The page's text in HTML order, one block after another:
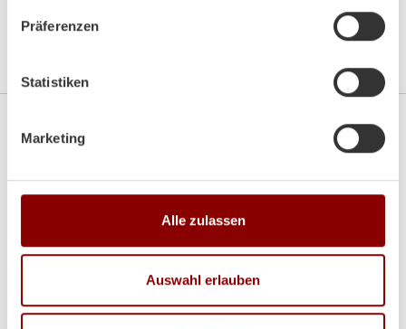
Präferenzen
Statistiken
Marketing
Alle zulassen
Auswahl erlauben
Google Map zu sehen
Kaminöfen
Pelletöfen